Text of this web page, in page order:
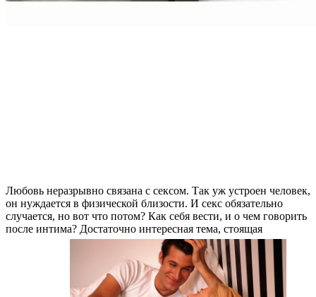
Любовь неразрывно связана с сексом. Так уж устроен человек,
он нуждается в физической близости. И секс обязательно
случается, но вот что потом? Как себя вести, и о чем говорить
после интима? Достаточно интересная тема, стоящая